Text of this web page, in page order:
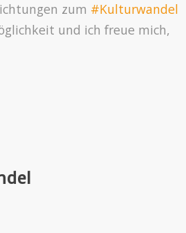
zum #Kulturwandel
und ich freue mich,